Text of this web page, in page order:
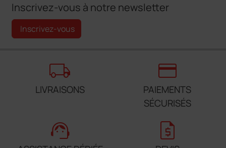
Inscrivez-vous à notre newsletter
Inscrivez-vous
local_shipping
LIVRAISONS
credit_card
PAIEMENTS
SÉCURISÉS
support_agent request_quote